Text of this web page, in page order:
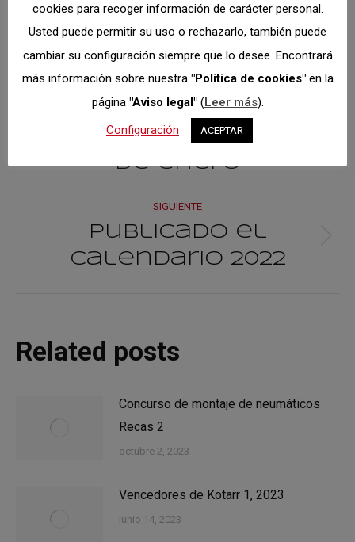
Navegación
entre
ANTERIOR
Publicación
Cerrado por
vacaciones hasta el 3
de enero
SIGUIENTE
siguiente:
Publicado el
Calendario 2022
Related posts
Concurso de montaje de neumáticos
Recas 2
octubre 2, 2023
Vencedores de Kotarr 1, 2023
junio 14, 2023
cookies para recoger información de carácter personal.
Usted puede permitir su uso o rechazarlo, también puede
cambiar su configuración siempre que lo desee. Encontrará
más información sobre nuestra "Política de cookies"en la
página "Aviso legal"(Leer más).
Configuración
ACEPTAR